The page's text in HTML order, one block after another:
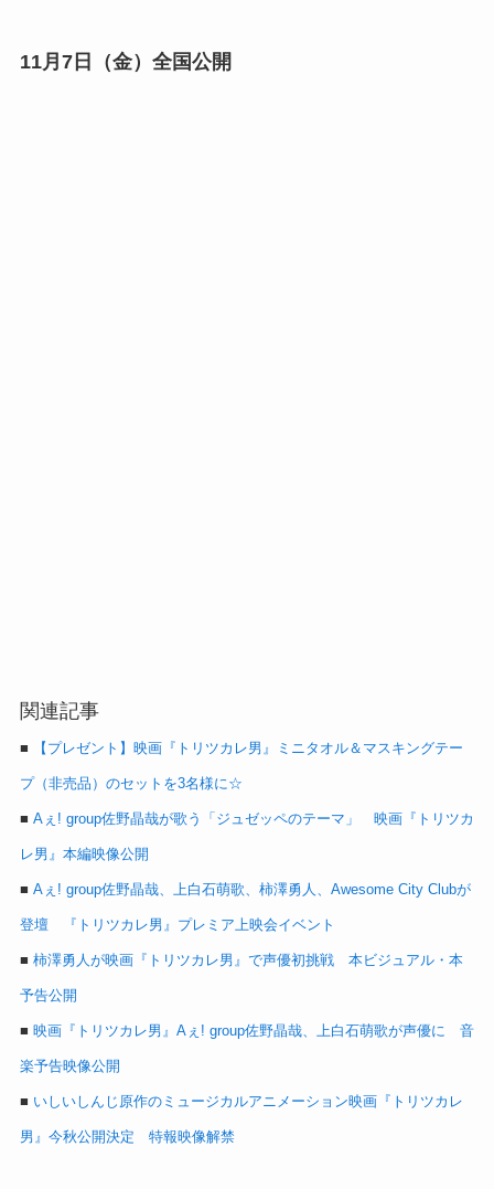
11月7日（金）全国公開
関連記事
■ 【プレゼント】映画『トリツカレ男』ミニタオル＆マスキングテー
プ（非売品）のセットを3名様に☆
■ Aぇ! group佐野晶哉が歌う「ジュゼッペのテーマ」 映画『トリツカ
レ男』本編映像公開
■ Aぇ! group佐野晶哉、上白石萌歌、柿澤勇人、Awesome City Clubが
登壇 『トリツカレ男』プレミア上映会イベント
■ 柿澤勇人が映画『トリツカレ男』で声優初挑戦 本ビジュアル・本
予告公開
■ 映画『トリツカレ男』Aぇ! group佐野晶哉、上白石萌歌が声優に 音
楽予告映像公開
■ いしいしんじ原作のミュージカルアニメーション映画『トリツカレ
男』今秋公開決定 特報映像解禁